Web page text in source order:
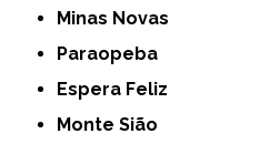
Minas Novas
Paraopeba
Espera Feliz
Monte Sião